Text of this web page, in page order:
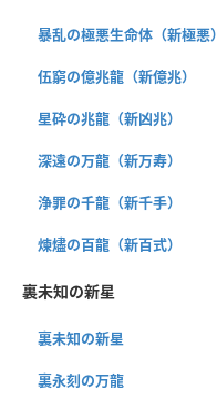
暴乱の極悪生命体（新極悪）
伍窮の億兆龍（新億兆）
星砕の兆龍（新凶兆）
深遠の万龍（新万寿）
浄罪の千龍（新千手）
煉燼の百龍（新百式）
裏未知の新星
裏未知の新星
裏永刻の万龍